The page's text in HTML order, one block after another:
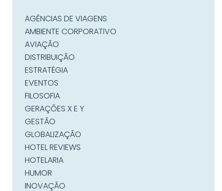
AGÊNCIAS DE VIAGENS
AMBIENTE CORPORATIVO
AVIAÇÃO
DISTRIBUIÇÃO
ESTRATÉGIA
EVENTOS
FILOSOFIA
GERAÇÕES X E Y
GESTÃO
GLOBALIZAÇÃO
HOTEL REVIEWS
HOTELARIA
HUMOR
INOVAÇÃO